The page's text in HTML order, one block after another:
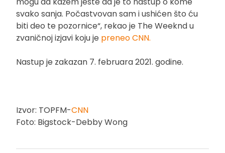
svako sanja. Počastvovan sam i ushićen što ću
biti deo te pozornice“, rekao je The Weeknd u
zvaničnoj izjavi koju je preneo CNN.
Nastup je zakazan 7. februara 2021. godine.
Izvor: TOPFM-CNN
Foto: Bigstock-Debby Wong